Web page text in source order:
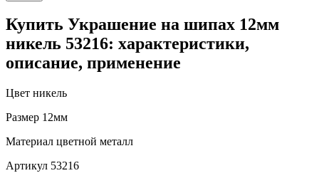
Купить Украшение на шипах 12мм
никель 53216: характеристики,
описание, применение
Цвет никель
Размер 12мм
Материал цветной металл
Артикул 53216